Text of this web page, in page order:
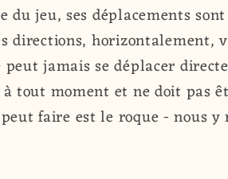
jeu, ses déplacements
directions, horizontalement,
jamais se déplacer
tout moment et ne doit pas
faire est le roque - nous